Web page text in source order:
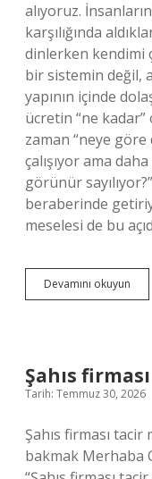
alıyoruz.
karşılığında
dinlerken kendimi
bir sistemin değil,
yapının içinde
ücretin “ne
zaman “neye göre
çalışıyor ama
görünür
beraberinde
meselesi de bu
Devamını okuyun
fazla
?
Şahıs
Tarih: Temmuz 30, 2026
Şahıs firması
bakmak Merhaba